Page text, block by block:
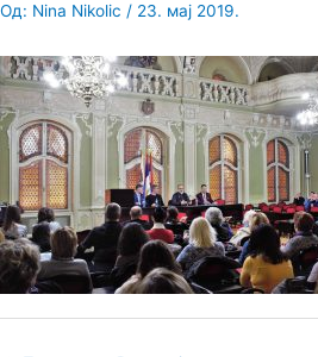
Од: Nina Nikolic / 23. мај 2019.